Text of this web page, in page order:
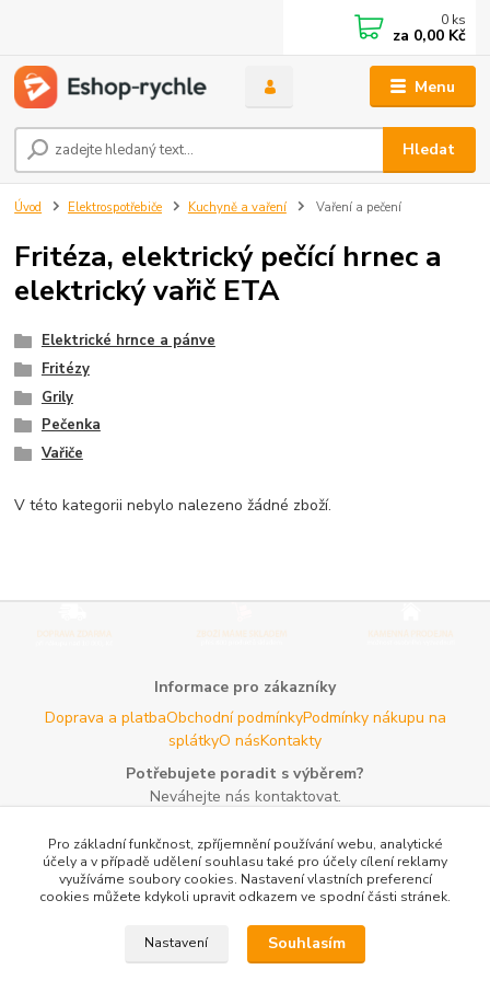
Menu
Hledat
0 ks
za 0,00 Kč
Úvod Elektrospotřebiče Kuchyně a vaření Vaření a pečení
Fritéza, elektrický pečící hrnec a
elektrický vařič ETA
Elektrické hrnce a pánve
Fritézy
Grily
Pečenka
Vařiče
V této kategorii nebylo nalezeno žádné zboží.
Informace pro zákazníky
Doprava a platbaObchodní podmínkyPodmínky nákupu na
splátkyO násKontakty
Potřebujete poradit s výběrem?
Neváhejte nás kontaktovat.
Email:info@agroczechia.cz- kdykoliv
Užitečné informace
lesníckeho náradia a potrieb
Formulář odstoupení o
Reklamace a vrácení zbožíRady a tipyTabulky rozměrů
Pro základní funkčnost, zpříjemnění používání webu, analytické
účely a v případě udělení souhlasu také pro účely cílení reklamy
využíváme soubory cookies. Nastavení vlastních preferencí
cookies můžete kdykoli upravit odkazem ve spodní části stránek.
Nastavení Souhlasím